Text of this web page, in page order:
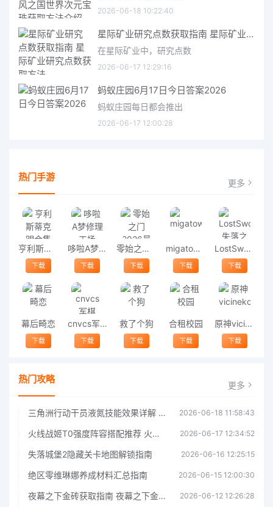
2026-06-18 10:22:40
星际矿业研究点数获取指南 星际矿业研究点数获取方法
在星际矿业中，研究点数
2026-06-17 12:29:16
蚂蚁庄园6月17日今日答案2026
蚂蚁庄园每日都会推出
2026-06-17 12:00:28
热门手游 更多
亨利斯蒂克明合集
下载
哆啦A梦修理工场
下载
零始之门2026最新版
下载
migatowemyworld1.68
下载
LostSword失落之剑
下载
幕后畸恋
下载
cnvcs军棋
下载
救了个狗
下载
合租校园
下载
原神vicineko
下载
热门攻略 更多
三角洲行动干员液氮技能效果详解 三角洲行动干员液氮技能介绍 2026-06-18 11:58:43
火线战姬T0强度阵容搭配推荐 火线战姬T0强度阵容哪个好 2026-06-17 12:34:52
失落城堡2隐藏关卡地图解锁指南 2026-06-16 12:25:15
绝区零维琳娜养成材料汇总指南 2026-06-15 12:00:30
夜幕之下金砖获取指南 夜幕之下金砖获取方法 2026-06-12 12:26:28